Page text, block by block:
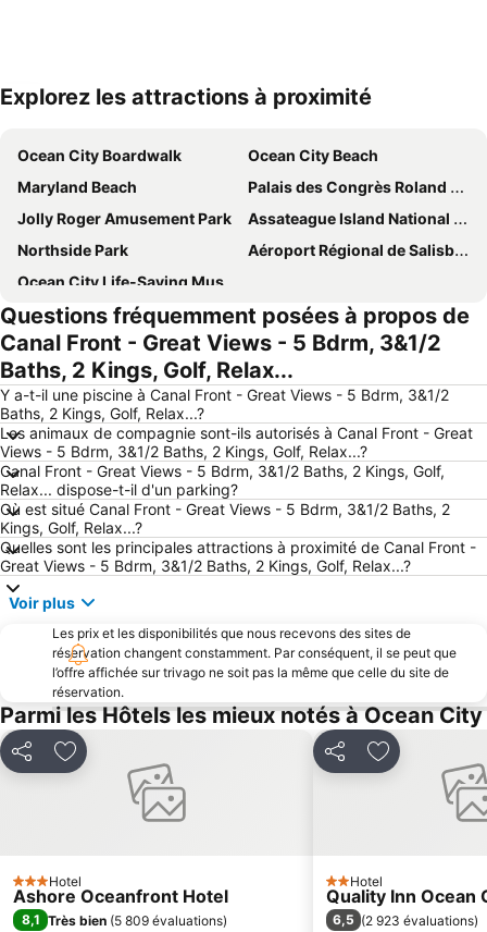
Explorez les attractions à proximité
Ocean City Boardwalk
Ocean City Beach
Maryland Beach
Palais des Congrès Roland E. Powell
Jolly Roger Amusement Park
Assateague Island National Seashore
Northside Park
Aéroport Régional de Salisbury–Ocean City–Wicomico
Ocean City Life-Saving Museum
Questions fréquemment posées à propos de
Canal Front - Great Views - 5 Bdrm, 3&1/2
Baths, 2 Kings, Golf, Relax...
Y a-t-il une piscine à Canal Front - Great Views - 5 Bdrm, 3&1/2
Baths, 2 Kings, Golf, Relax...?
Les animaux de compagnie sont-ils autorisés à Canal Front - Great
Views - 5 Bdrm, 3&1/2 Baths, 2 Kings, Golf, Relax...?
Canal Front - Great Views - 5 Bdrm, 3&1/2 Baths, 2 Kings, Golf,
Relax... dispose-t-il d'un parking?
Où est situé Canal Front - Great Views - 5 Bdrm, 3&1/2 Baths, 2
Kings, Golf, Relax...?
Quelles sont les principales attractions à proximité de Canal Front -
Great Views - 5 Bdrm, 3&1/2 Baths, 2 Kings, Golf, Relax...?
Voir plus
Les prix et les disponibilités que nous recevons des sites de
réservation changent constamment. Par conséquent, il se peut que
l’offre affichée sur trivago ne soit pas la même que celle du site de
réservation.
Parmi les Hôtels les mieux notés à Ocean City
PartagerAjouter à mes favoris
3 Étoiles
Hotel
Ashore Oceanfront Hotel
8,1 Très bien (5 809 évaluations)
PartagerAjouter à
2 Étoiles
Hotel
Quality Inn Ocean
6,5 (2 923 évaluations)